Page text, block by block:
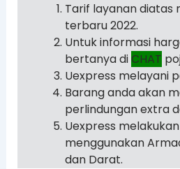
Tarif layanan diatas
terbaru 2022.
Untuk informasi
bertanya diCHAT
Uexpress melayani
Barang anda akan
perlindungan extra
Uexpress
menggunakan
dan Darat.